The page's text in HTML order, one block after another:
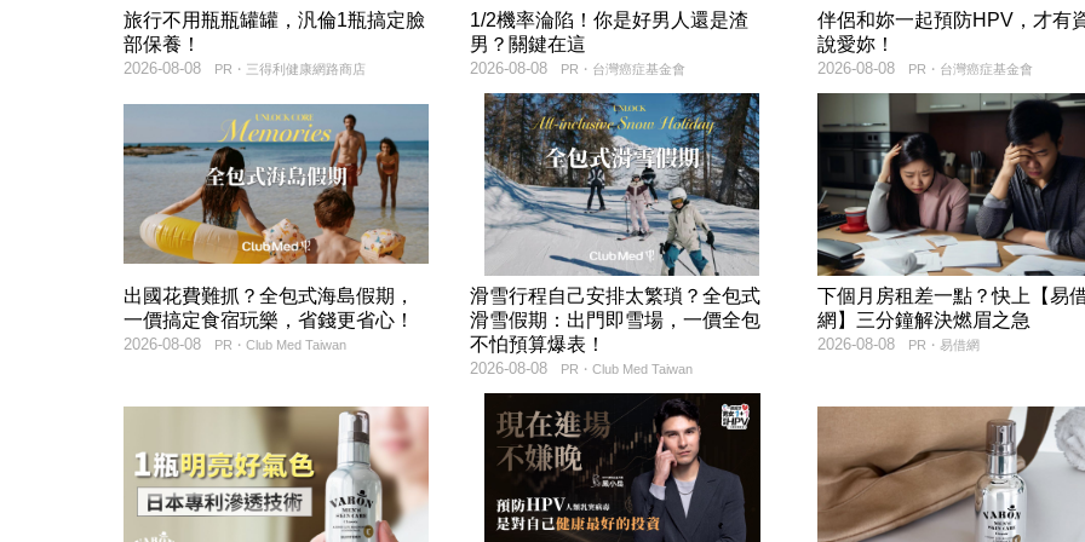
旅行不用瓶瓶罐罐，汎倫1瓶搞定臉
部保養！
PR・三得利健康網路商店
2026-08-08
1/2機率淪陷！你是好男人還是渣
男？關鍵在這
PR・台灣癌症基金會
2026-08-08
伴侶和妳一起預防HPV，才有
說愛妳！
PR・台灣癌症基金會
2026-08-08
出國花費難抓？全包式海島假期，
一價搞定食宿玩樂，省錢更省心！
PR・Club Med Taiwan
2026-08-08
滑雪行程自己安排太繁瑣？全包式
滑雪假期：出門即雪場，一價全包
不怕預算爆表！
PR・Club Med Taiwan
2026-08-08
下個月房租差一點？快上【易
網】三分鐘解決燃眉之急
PR・易借網
2026-08-08